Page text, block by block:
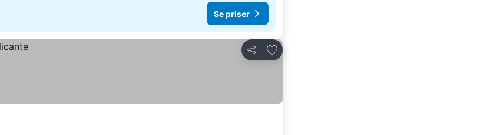
Se priser
Del
Legg til i favoritter